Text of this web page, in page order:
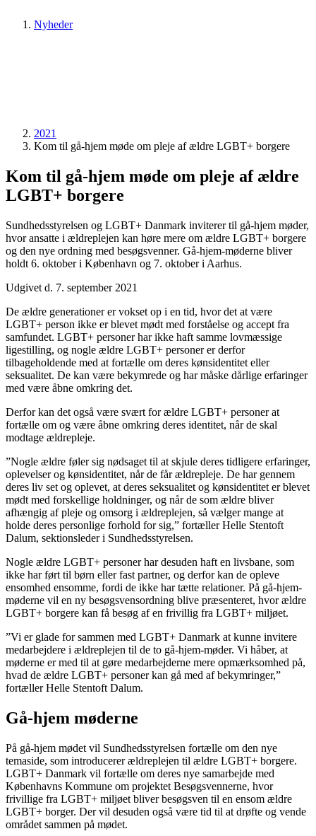
Nyheder
2021
Kom til gå-hjem møde om pleje af ældre LGBT+ borgere
Kom til gå-hjem møde om pleje af ældre
LGBT+ borgere
Sundhedsstyrelsen og LGBT+ Danmark inviterer til gå-hjem møder,
hvor ansatte i ældreplejen kan høre mere om ældre LGBT+ borgere
og den nye ordning med besøgsvenner. Gå-hjem-møderne bliver
holdt 6. oktober i København og 7. oktober i Aarhus.
Udgivet d. 7. september 2021
De ældre generationer er vokset op i en tid, hvor det at være
LGBT+ person ikke er blevet mødt med forståelse og accept fra
samfundet. LGBT+ personer har ikke haft samme lovmæssige
ligestilling, og nogle ældre LGBT+ personer er derfor
tilbageholdende med at fortælle om deres kønsidentitet eller
seksualitet. De kan være bekymrede og har måske dårlige erfaringer
med være åbne omkring det.
Derfor kan det også være svært for ældre LGBT+ personer at
fortælle om og være åbne omkring deres identitet, når de skal
modtage ældrepleje.
”Nogle ældre føler sig nødsaget til at skjule deres tidligere erfaringer,
oplevelser og kønsidentitet, når de får ældrepleje. De har gennem
deres liv set og oplevet, at deres seksualitet og kønsidentitet er blevet
mødt med forskellige holdninger, og når de som ældre bliver
afhængig af pleje og omsorg i ældreplejen, så vælger mange at
holde deres personlige forhold for sig,” fortæller Helle Stentoft
Dalum, sektionsleder i Sundhedsstyrelsen.
Nogle ældre LGBT+ personer har desuden haft en livsbane, som
ikke har ført til børn eller fast partner, og derfor kan de opleve
ensomhed ensomme, fordi de ikke har tætte relationer. På gå-hjem-
møderne vil en ny besøgsvensordning blive præsenteret, hvor ældre
LGBT+ borgere kan få besøg af en frivillig fra LGBT+ miljøet.
”Vi er glade for sammen med LGBT+ Danmark at kunne invitere
medarbejdere i ældreplejen til de to gå-hjem-møder. Vi håber, at
møderne er med til at gøre medarbejderne mere opmærksomhed på,
hvad de ældre LGBT+ personer kan gå med af bekymringer,”
fortæller Helle Stentoft Dalum.
Gå-hjem møderne
På gå-hjem mødet vil Sundhedsstyrelsen fortælle om den nye
temaside, som introducerer ældreplejen til ældre LGBT+ borgere.
LGBT+ Danmark vil fortælle om deres nye samarbejde med
Københavns Kommune om projektet Besøgsvennerne, hvor
frivillige fra LGBT+ miljøet bliver besøgsven til en ensom ældre
LGBT+ borger. Der vil desuden også være tid til at drøfte og vende
området sammen på mødet.